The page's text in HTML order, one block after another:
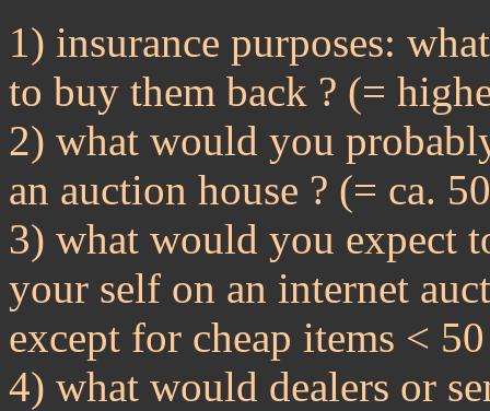
1) insurance purposes:
to buy them back ? (=
2) what would you
an auction house ? (= ca.
3) what would you expect
your self on an internet
except for cheap items <
4) what would dealers or